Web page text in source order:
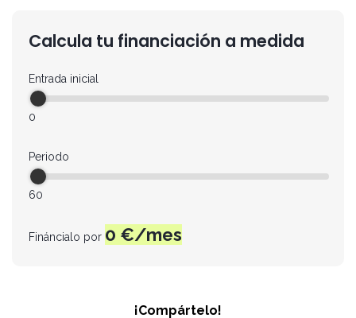
Calcula tu financiación a medida
Entrada inicial
0
Periodo
60
Fináncialo por 0 €/mes
¡Compártelo!